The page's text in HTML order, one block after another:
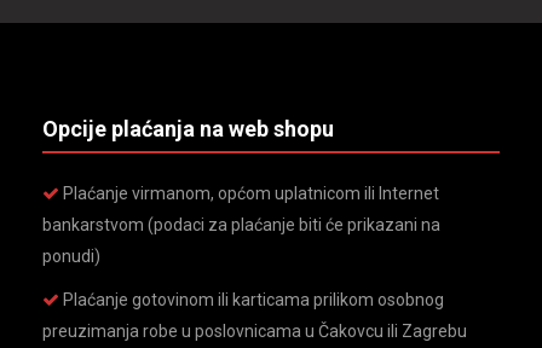
Opcije plaćanja na web shopu
Plaćanje virmanom, općom uplatnicom ili Internet
bankarstvom (podaci za plaćanje biti će prikazani na
ponudi)
Plaćanje gotovinom ili karticama prilikom osobnog
preuzimanja robe u poslovnicama u Čakovcu ili Zagrebu